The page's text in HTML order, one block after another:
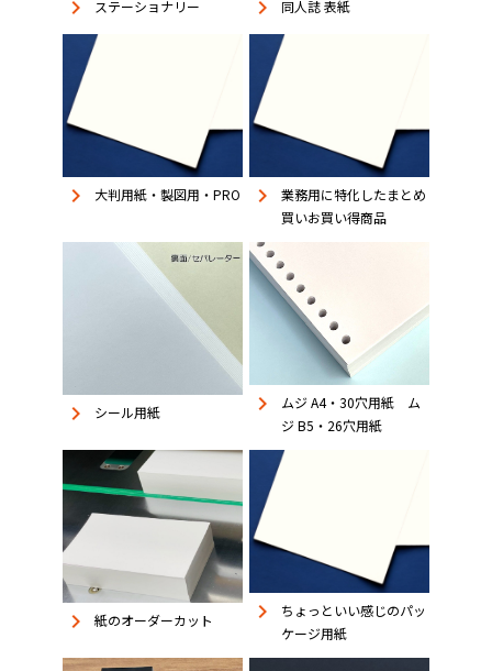
keyboard_arrow_right ステーショナリー keyboard_arrow_right 同人誌 表紙
keyboard_arrow_right 大判用紙・製図用・PRO keyboard_arrow_right
業務用に特化したまとめ
買いお買い得商品
keyboard_arrow_right シール用紙 keyboard_arrow_right
ムジ A4・30穴用紙 ム
ジ B5・26穴用紙
keyboard_arrow_right 紙のオーダーカット keyboard_arrow_right
ちょっといい感じのパッ
ケージ用紙